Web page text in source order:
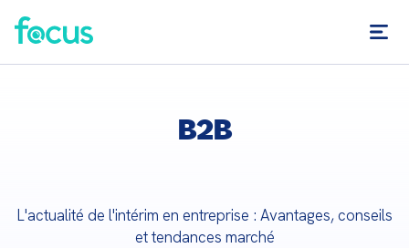
B2B
L'actualité de l'intérim en entreprise : Avantages, conseils
et tendances marché